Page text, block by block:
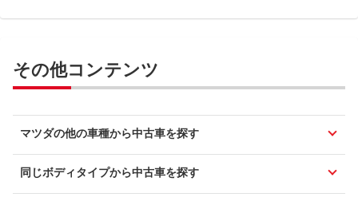
その他コンテンツ
マツダの他の車種から中古車を探す
同じボディタイプから中古車を探す